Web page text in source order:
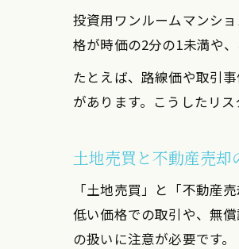
投資用ワンルームマンシ
格が時価の2分の1未満や
たとえば、路線価や取引
があります。こうしたリ
土地売買と不動産売
「土地売買」と「不動産
低い価格での取引や、無
の扱いに注意が必要です。